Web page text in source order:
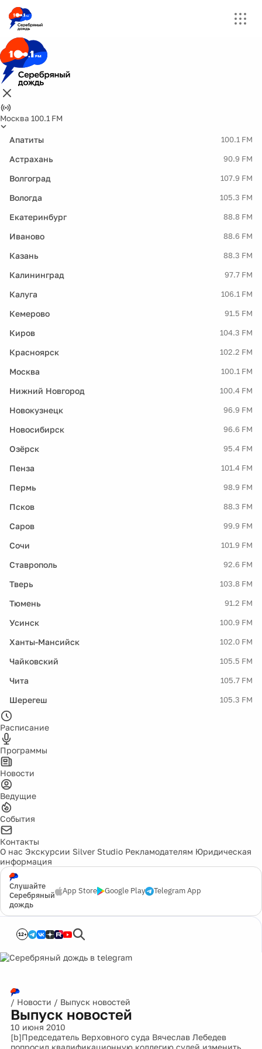
Москва 100.1 FM
Апатиты 100.1 FM
Астрахань 90.9 FM
Волгоград 107.9 FM
Вологда 105.3 FM
Екатеринбург 88.8 FM
Иваново 88.6 FM
Казань 88.3 FM
Калининград 97.7 FM
Калуга 106.1 FM
Кемерово 91.5 FM
Киров 104.3 FM
Красноярск 102.2 FM
Москва 100.1 FM
Нижний Новгород 100.4 FM
Новокузнецк 96.9 FM
Новосибирск 96.6 FM
Озёрск 95.4 FM
Пенза 101.4 FM
Пермь 98.9 FM
Псков 88.3 FM
Саров 99.9 FM
Сочи 101.9 FM
Ставрополь 92.6 FM
Тверь 103.8 FM
Тюмень 91.2 FM
Усинск 100.9 FM
Ханты-Мансийск 102.0 FM
Чайковский 105.5 FM
Чита 105.7 FM
Шерегеш 105.3 FM
Расписание
Программы
Новости
Ведущие
События
Контакты
О нас Экскурсии Silver Studio Рекламодателям Юридическая
информация
Слушайте
Серебряный
дождь
App Store Google Play Telegram App
12+
/ Новости / Выпуск новостей
Выпуск новостей
10 июня 2010
[b]Председатель Верховного суда Вячеслав Лебедев